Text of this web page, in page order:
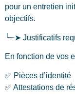
pour un entretien
objectifs.
╰┈➤ Justificatifs
En fonction de vos
✅ Pièces d’identité
✅ Attestations de